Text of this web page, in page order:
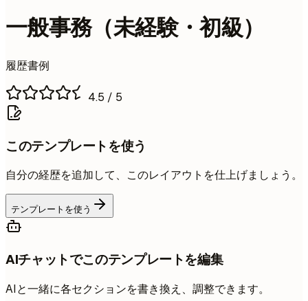
一般事務（未経験・初級）
履歴書例
4.5 / 5
このテンプレートを使う
自分の経歴を追加して、このレイアウトを仕上げましょう。
テンプレートを使う
AIチャットでこのテンプレートを編集
AIと一緒に各セクションを書き換え、調整できます。